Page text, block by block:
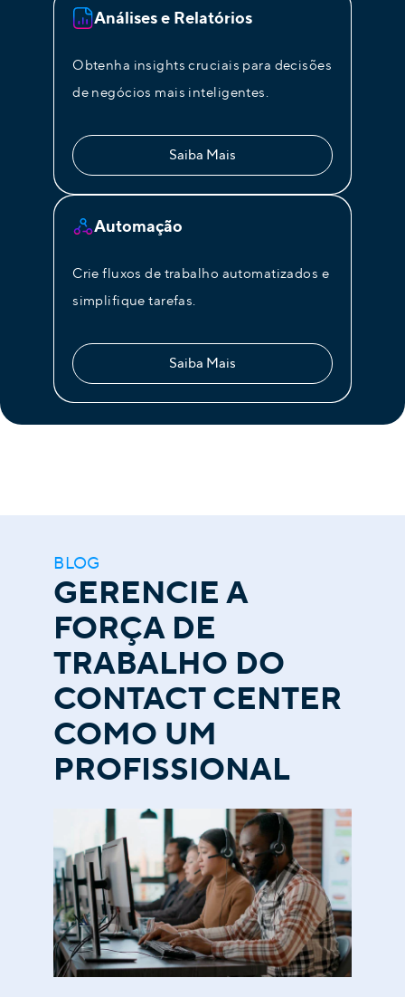
Análises e Relatórios
Obtenha insights cruciais para decisões
de negócios mais inteligentes.
Saiba Mais
Automação
Crie fluxos de trabalho automatizados e
simplifique tarefas.
Saiba Mais
BLOG
GERENCIE A
FORÇA DE
TRABALHO DO
CONTACT CENTER
COMO UM
PROFISSIONAL